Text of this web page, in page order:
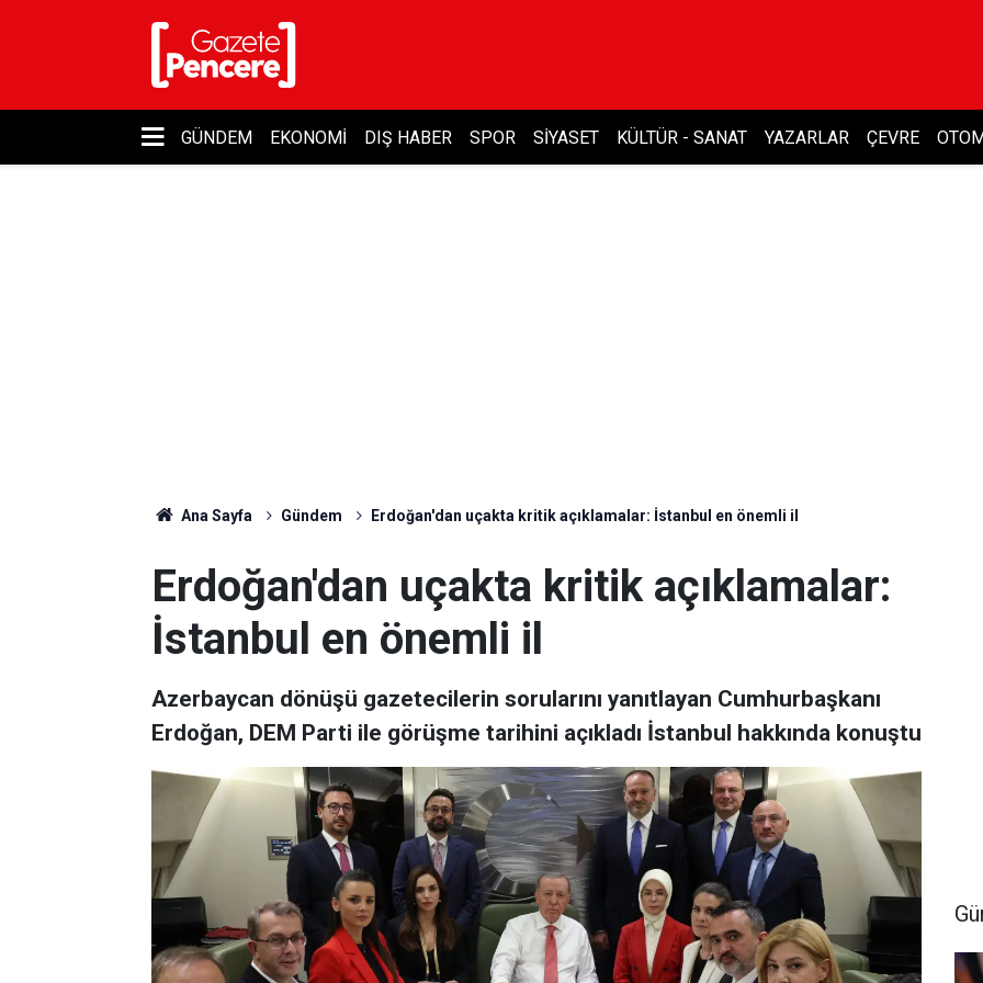
GÜNDEM EKONOMI DIŞ HABER SPOR SIYASET KÜLTÜR - SANAT YAZARLAR ÇEVRE
Ana Sayfa Gündem Erdoğan'dan uçakta kritik açıklamalar: İstanbul en önemli il
Erdoğan'dan uçakta kritik açıklamalar:
İstanbul en önemli il
Azerbaycan dönüşü gazetecilerin sorularını yanıtlayan Cumhurbaşkanı
Erdoğan, DEM Parti ile görüşme tarihini açıkladı İstanbul hakkında konuştu